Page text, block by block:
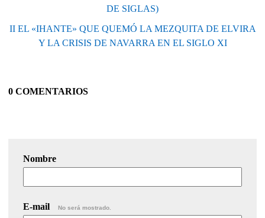
DE SIGLAS)
II EL «IHANTE» QUE QUEMÓ LA MEZQUITA DE ELVIRA
Y LA CRISIS DE NAVARRA EN EL SIGLO XI
0 COMENTARIOS
Nombre
E-mail No será mostrado.